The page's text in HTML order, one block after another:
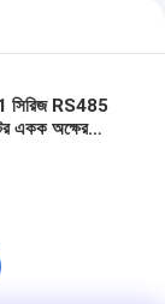
RS485
একক অক্ষের